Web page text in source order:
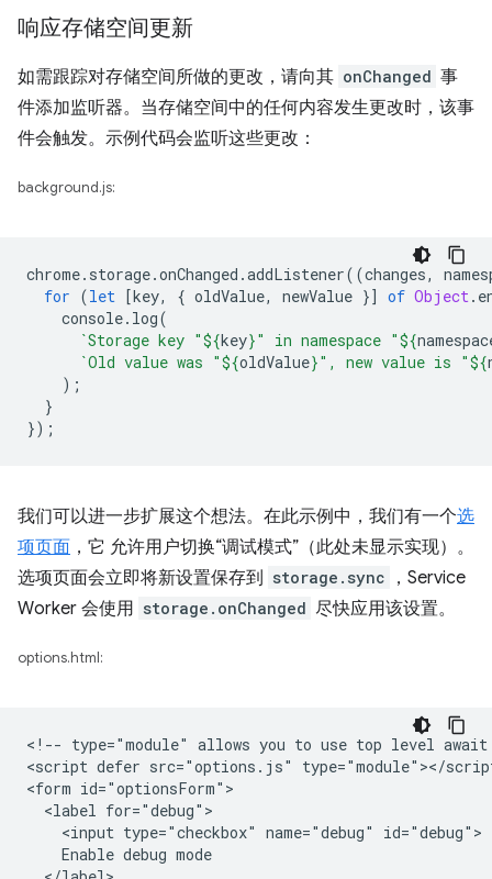
响应存储空间更新
如需跟踪对存储空间所做的更改，请向其 onChanged 事
件添加监听器。当存储空间中的任何内容发生更改时，该事
件会触发。示例代码会监听这些更改：
background.js:
chrome. storage.onChanged .addListener((changes,
for (let [key, { oldValue, newValue }] of Object.
console. log(
`Storage key "${key}" in namespace "${
`Old value was "${oldValue}", new value is "${
);
}
});
我们可以进一步扩展这个想法。在此示例中，我们有一个选
项页面 ，它 允许用户切换“调试模式”（此处未显示实现）。
选项页面会立即将新设置保存到 storage.sync
，Service
Worker 会使用 storage.onChanged 尽快应用该设置。
options.html:
<!-- type="module" allows you to use top level
<script defer src="options.js" type="module"></
<form id="optionsForm">
  <label for="debug">
    <input type="checkbox" name="debug" id="debug">
    Enable debug mode